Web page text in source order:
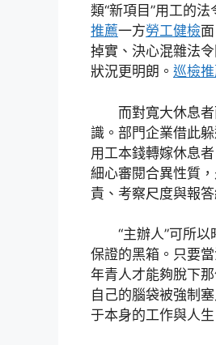
類“新項目”用工的
推薦一方勞工健檢
掉實、決心混雜法
狀況更明朗。 巡檢
而對寬大休息
識。部門企業借此
用工本錢轉嫁休息
細心審閱合異性質
責、考察尺度與報
“主辦人”可所以
保證的黑箱。只要
年青人才能夠脫下
自己的腦袋被強制
于本身的工作與人生